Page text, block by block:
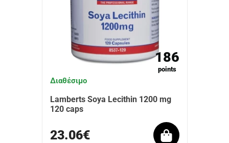
186
points
Διαθέσιμο
Lamberts Soya Lecithin 1200 mg
120 caps
23.06€